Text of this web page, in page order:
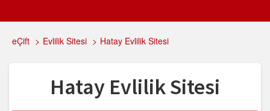
eÇift > Evlilik Sitesi > Hatay Evlilik Sitesi
Hatay Evlilik Sitesi